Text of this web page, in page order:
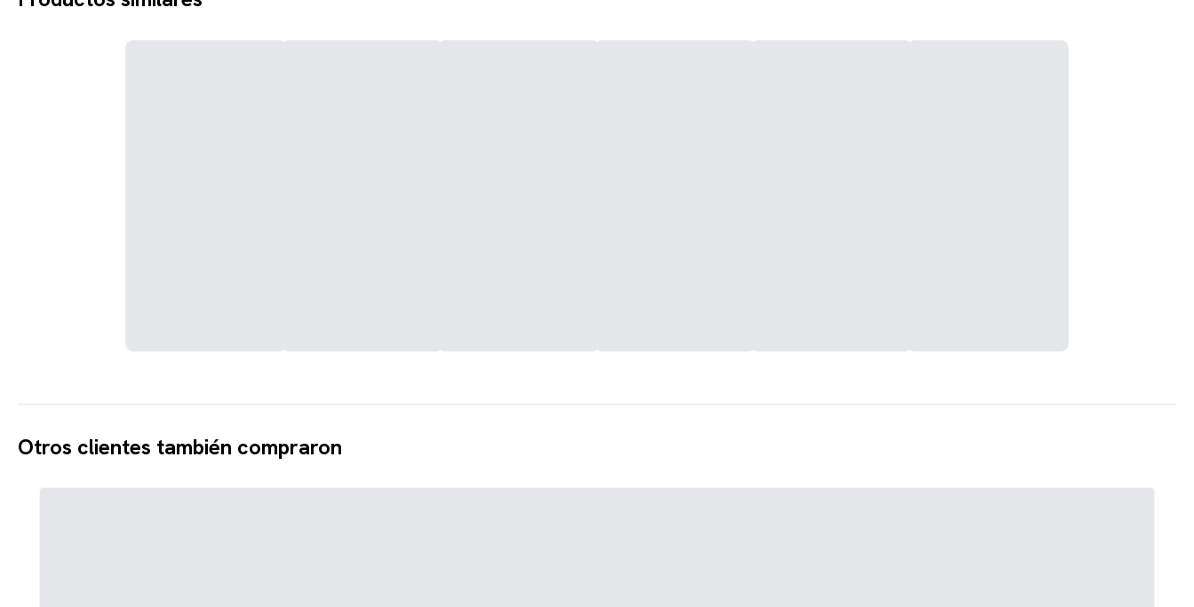
Otros clientes también compraron